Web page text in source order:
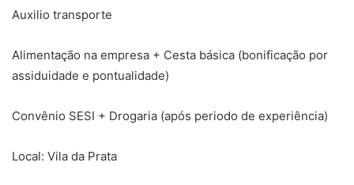
Auxilio transporte
Alimentação na empresa + Cesta básica (bonificação por
assiduidade e pontualidade)
Convênio SESI + Drogaria (após periodo de experiência)
Local: Vila da Prata